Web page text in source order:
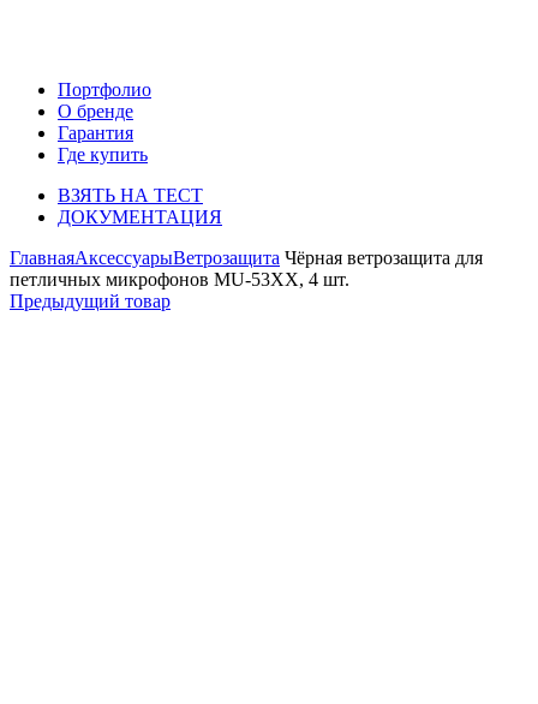
Портфолио
О бренде
Гарантия
Где купить
ВЗЯТЬ НА ТЕСТ
ДОКУМЕНТАЦИЯ
ГлавнаяАксессуарыВетрозащита Чёрная ветрозащита для
петличных микрофонов MU-53XX, 4 шт.
Предыдущий товар